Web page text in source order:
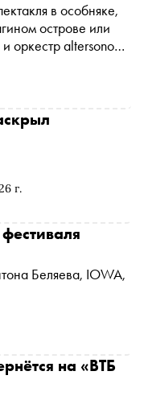
в особняке,
острове или
оркестр altersono
неделе
г.
Беляева, IOWA,
на «ВТБ